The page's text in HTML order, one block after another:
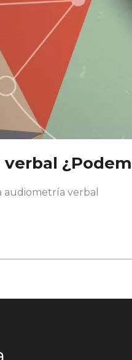
audiometría verbal